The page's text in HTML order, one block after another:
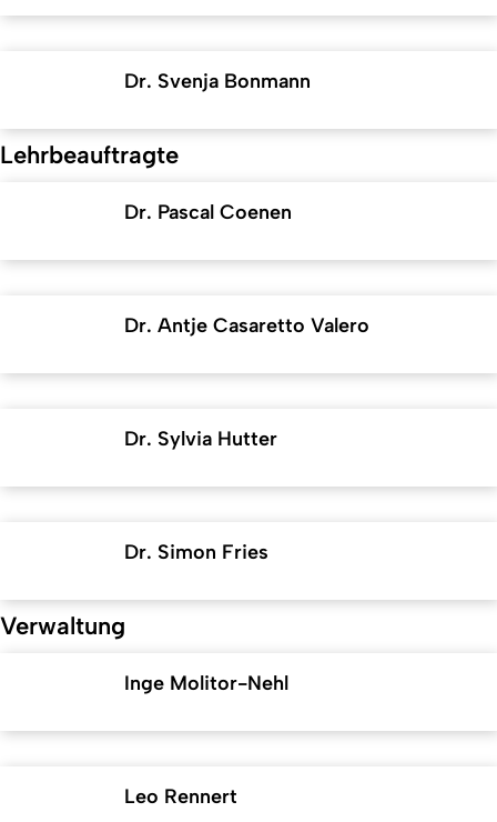
Dr. Svenja Bonmann
Lehrbeauftragte
Dr. Pascal Coenen
Dr. Antje Casaretto Valero
Dr. Sylvia Hutter
Dr. Simon Fries
Verwaltung
Inge Molitor-Nehl
Leo Rennert